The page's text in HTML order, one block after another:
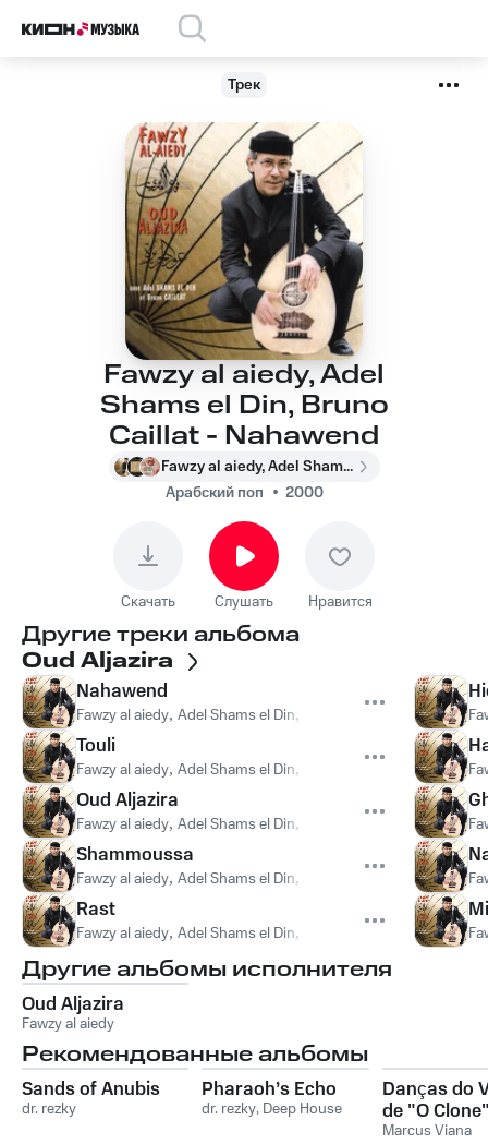
Трек
Fawzy al aiedy, Adel
Shams el Din, Bruno
Caillat - Nahawend
Fawzy al aiedy, Adel Shams el Din, Bruno Caillat
Арабский поп
2000
Скачать Слушать Нравится
Другие треки альбома
Oud Aljazira
Nahawend
Fawzy al aiedy, Adel Shams el Din,
Touli
Fawzy al aiedy, Adel Shams el Din,
Oud Aljazira
Fawzy al aiedy, Adel Shams el Din,
Shammoussa
Fawzy al aiedy, Adel Shams el Din,
Rast
Fawzy al aiedy, Adel Shams el Din,
Другие альбомы исполнителя
Oud Aljazira
Fawzy al aiedy
Рекомендованные альбомы
Sands of Anubis
dr. rezky
Pharaoh’s Echo
dr. rezky, Deep House
Danças do
de "O
Marcus Viana